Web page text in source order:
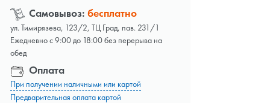
Самовывоз: бесплатно
ул. Тимирязева, 123/2, ТЦ Град, пав. 231/1
Ежедневно с 9:00 до 18:00 без перерыва на
обед
Оплата
При получении наличными или картой
Предварительная оплата картой